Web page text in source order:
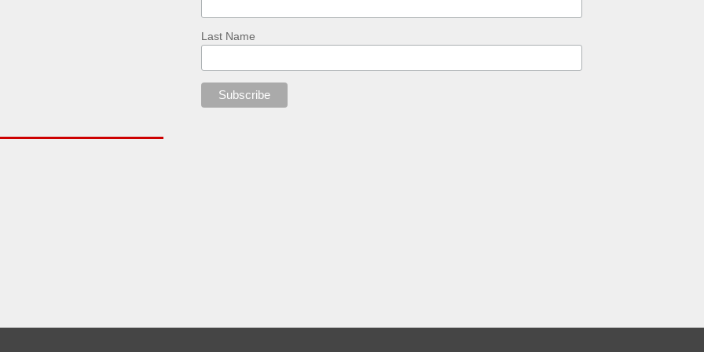
Last Name